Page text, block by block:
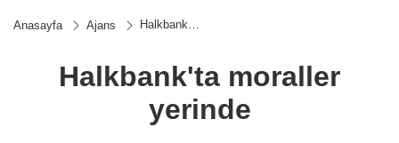
Anasayfa Ajans
Halkbank'ta
Halkbank'ta moraller
yerinde